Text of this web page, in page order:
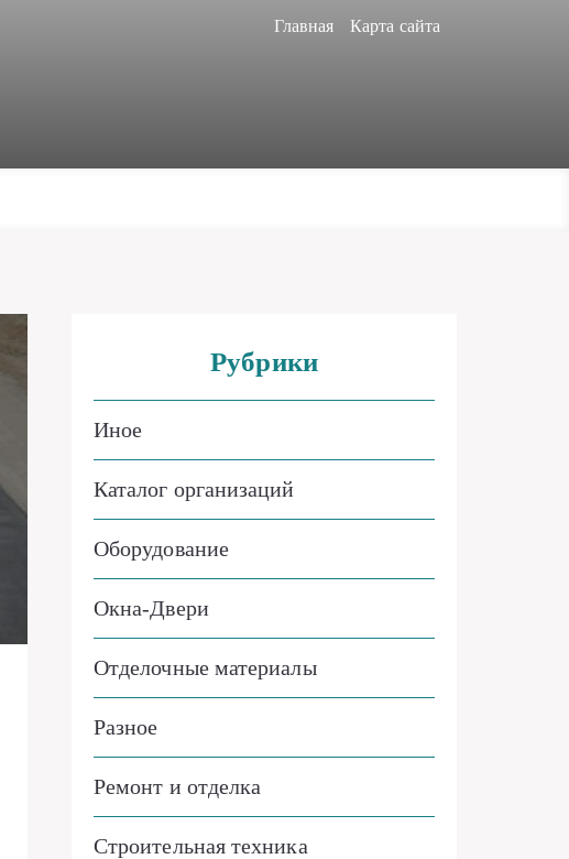
Главная Карта сайта
Рубрики
Иное
Каталог организаций
Оборудование
Окна-Двери
Отделочные материалы
Разное
Ремонт и отделка
Строительная техника